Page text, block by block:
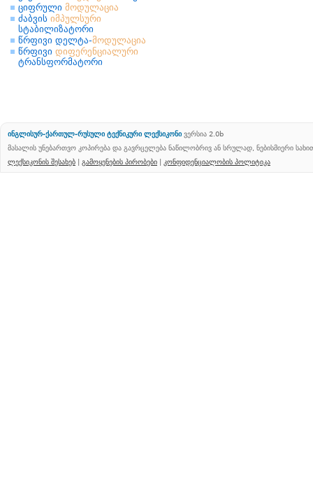
ციფრული მოდულაცია
ძაბვის იმპულსური
სტაბილიზატორი
წრფივი დელტა-მოდულაცია
წრფივი დიფერენციალური
ტრანსფორმატორი
ინგლისურ-ქართულ-რუსული ტექნიკური ლექსიკონი ვერსია 2.0b
მასალის უნებართვო კოპირება და გავრცელება ნაწილობრივ ან სრულად, ნებისმიერი
ლექსიკონის შესახებ | გამოყენების პირობები | კონფიდენციალობის პოლიტიკა